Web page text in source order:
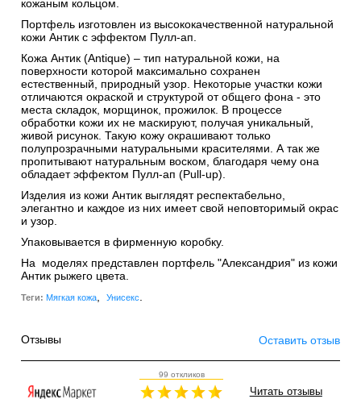
кожаным кольцом.
Портфель изготовлен из высококачественной натуральной
кожи Антик c эффектом Пулл-ап.
Кожа Антик (Antique) – тип натуральной кожи, на
поверхности которой максимально сохранен
естественный, природный узор. Некоторые участки кожи
отличаются окраской и структурой от общего фона - это
места складок, морщинок, прожилок. В процессе
обработки кожи их не маскируют, получая уникальный,
живой рисунок. Такую кожу окрашивают только
полупрозрачными натуральными красителями. А так же
пропитывают натуральным воском, благодаря чему она
обладает эффектом Пулл-ап (Pull-up).
Изделия из кожи Антик выглядят респектабельно,
элегантно и каждое из них имеет свой неповторимый окрас
и узор.
Упаковывается в фирменную коробку.
На моделях представлен портфель "Александрия" из кожи
Антик рыжего цвета.
Теги: Мягкая кожа Унисекс
Отзывы Оставить отзыв
99 откликов
Читать отзывы